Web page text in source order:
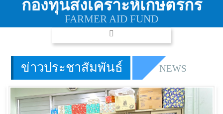
กองทุนสงเคราะห์เกษตรกร
FARMER AID FUND
ข่าวประชาสัมพันธ์ NEWS